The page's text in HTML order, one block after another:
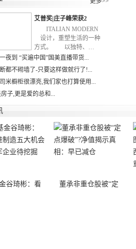
艾普奖|庄子峰荣获2
ITALIAN MODERN
设计，重塑生活的一种
方式。 以独特、…
夜到 “买遍中国”国美直播带货...
都不砌墙了-只要这样做就行了!...
米橱柜很漂亮,我们家也打算使用...
子,更是爱的总和...
谷琦彬：看 董承非重仓股被“定